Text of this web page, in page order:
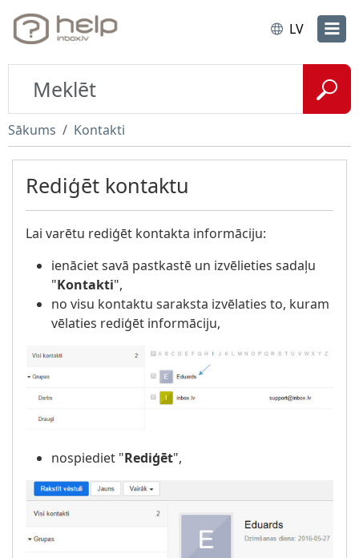
LV
Sākums Kontakti
Rediģēt kontaktu
Lai varētu rediģēt kontakta informāciju:
ienāciet savā pastkastē un izvēlieties sadaļu
"Kontakti",
no visu kontaktu saraksta izvēlaties to, kuram
vēlaties rediģēt informāciju,
nospiediet "Rediģēt",